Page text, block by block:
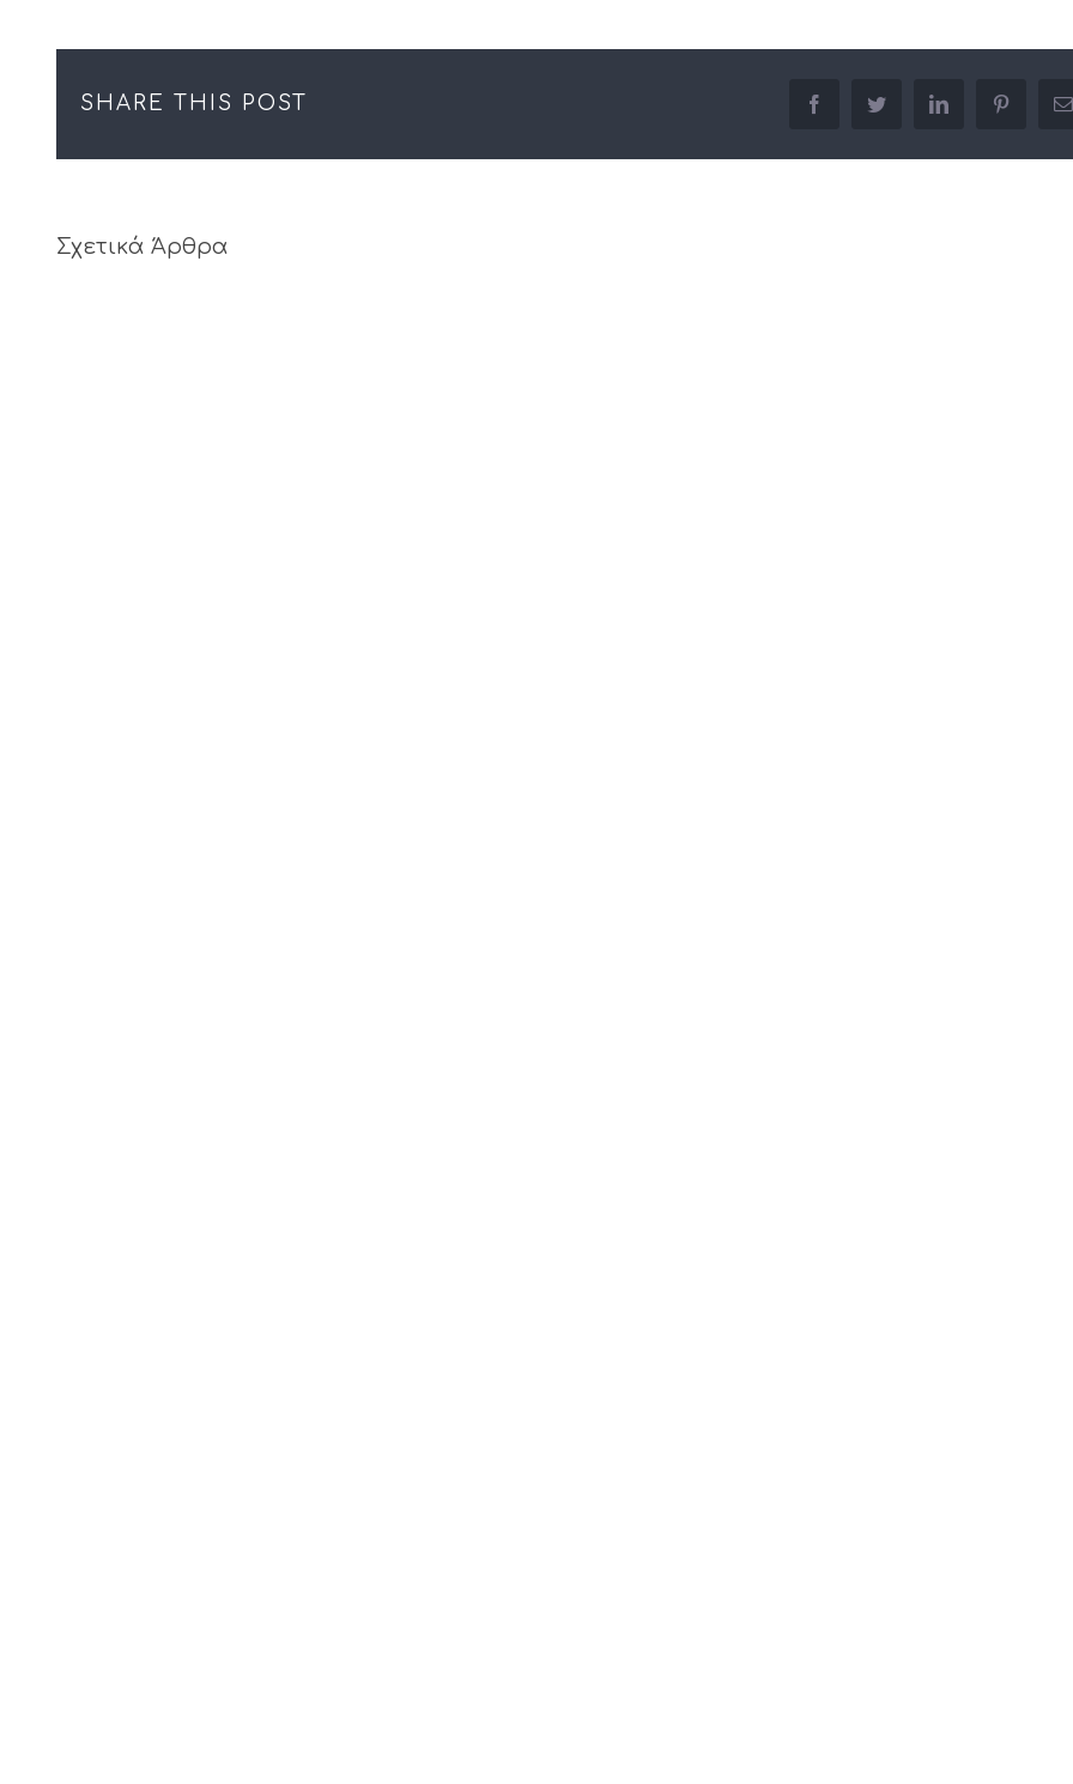
SHARE THIS POST facebooktwitter linkedin pinterest
Σχετικά Άρθρα